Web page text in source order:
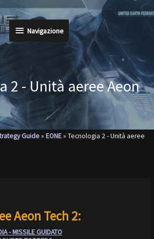
Navigazione
Navigazione
2 - Unità aeree Aeon
Guide»EONE»Tecnologia 2 - Unità aeree
Aeon Tech 2:
- MISSILE GUIDATO